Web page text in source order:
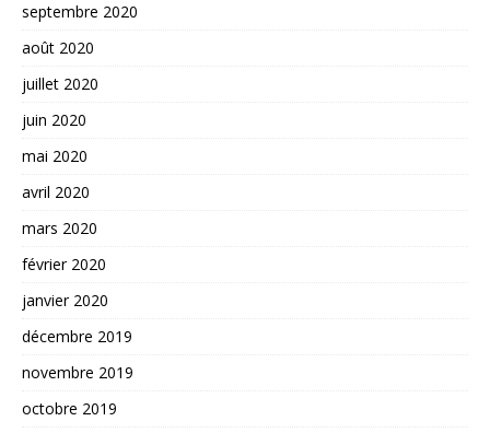
septembre 2020
août 2020
juillet 2020
juin 2020
mai 2020
avril 2020
mars 2020
février 2020
janvier 2020
décembre 2019
novembre 2019
octobre 2019